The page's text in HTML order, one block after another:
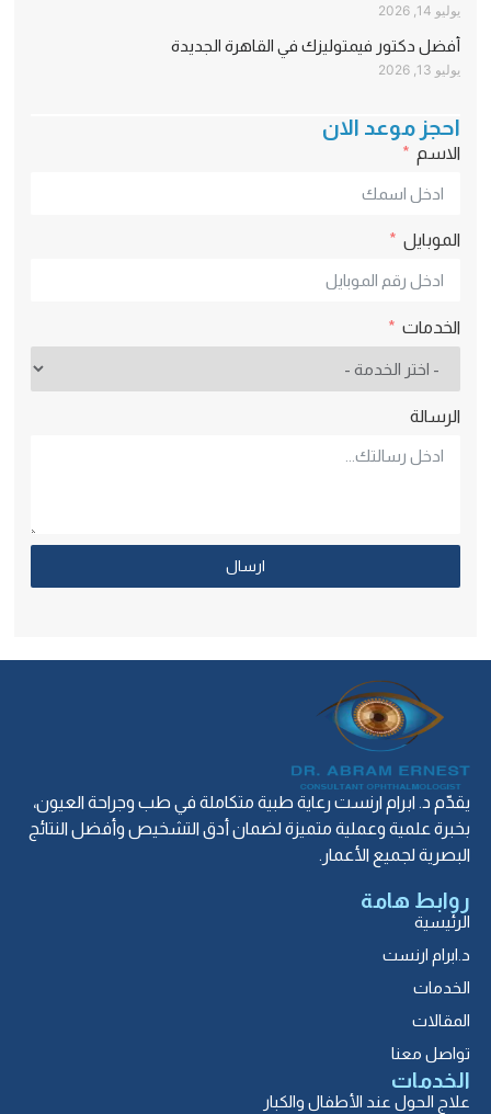
يوليو 14, 2026
أفضل دكتور فيمتوليزك في القاهرة الجديدة
يوليو 13, 2026
احجز موعد الان
الاسم
الموبايل
الخدمات
الرسالة
ارسال
يقدّم د. ابرام ارنست رعاية طبية متكاملة في طب وجراحة العيون،
بخبرة علمية وعملية متميزة لضمان أدق التشخيص وأفضل النتائج
البصرية لجميع الأعمار.
روابط هامة
الرئيسية
د.ابرام ارنست
الخدمات
المقالات
تواصل معنا
الخدمات
علاج الحول عند الأطفال والكبار